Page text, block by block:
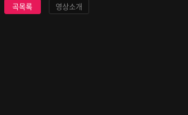
곡목록 영상소개